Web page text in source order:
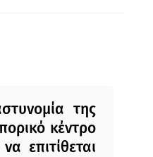
της
κέντρο
επιτίθεται